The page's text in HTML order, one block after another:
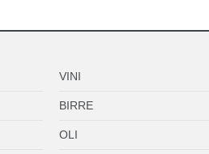
VINI
BIRRE
OLI